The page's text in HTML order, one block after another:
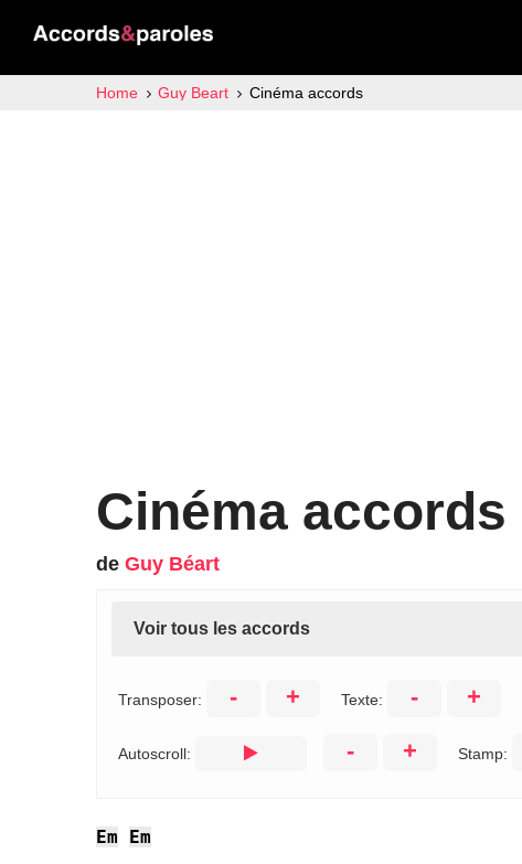
Home Guy Beart Cinéma accords
Cinéma accords
de Guy Béart
Voir tous les accords
Transposer: - + Texte: - +
Autoscroll: - + Stamp:
Em Em